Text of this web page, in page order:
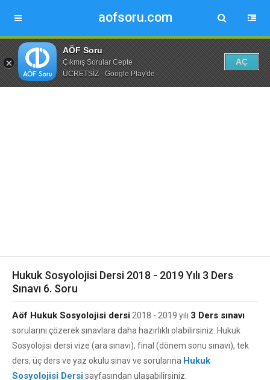
aofsoru.com
AÖF Soru
Çıkmış Sorular Cepte
ÜCRETSİZ - Google Play'de
AÇ
Hukuk Sosyolojisi Dersi 2018 - 2019 Yılı 3 Ders
Sınavı 6. Soru
Aöf Hukuk Sosyolojisi dersi 2018 - 2019 yılı 3 Ders sınavı
sorularını çözerek sınavlara daha hazırlıklı olabilirsiniz. Hukuk
Sosyolojisi dersi vize (ara sınavı), final (dönem sonu sınavı), tek
ders, üç ders ve yaz okulu sınav ve sorularına Hukuk
Sosyolojisi Dersisayfasından ulaşabilirsiniz.